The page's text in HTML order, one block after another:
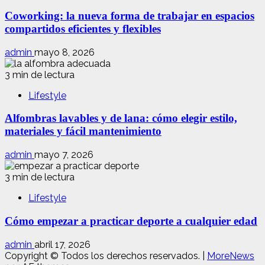
Coworking: la nueva forma de trabajar en espacios
compartidos eficientes y flexibles
admin mayo 8, 2026
3 min de lectura
Lifestyle
Alfombras lavables y de lana: cómo elegir estilo,
materiales y fácil mantenimiento
admin mayo 7, 2026
3 min de lectura
Lifestyle
Cómo empezar a practicar deporte a cualquier edad
admin abril 17, 2026
Copyright © Todos los derechos reservados.
MoreNews